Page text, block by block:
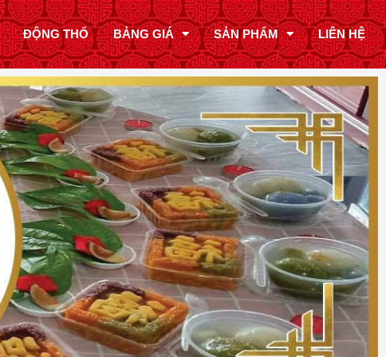
ĐỘNG THỔ BẢNG GIÁ SẢN PHẨM LIÊN HỆ